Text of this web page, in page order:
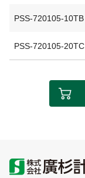
PSS-720105-10TB
PSS-720105-20TC